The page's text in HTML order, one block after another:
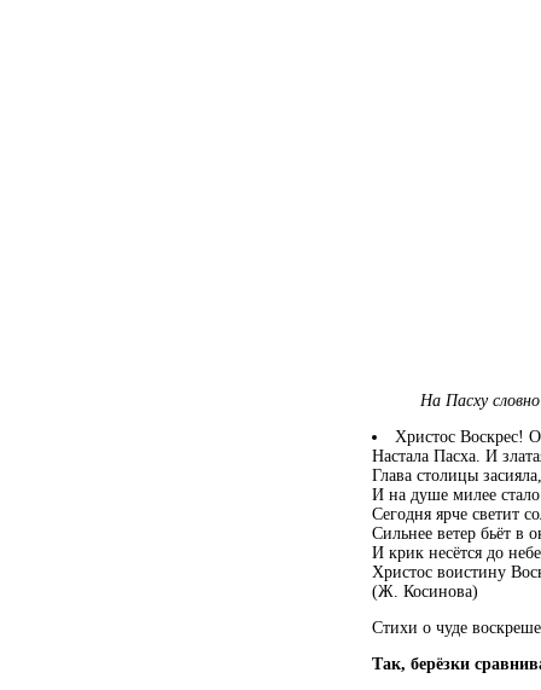
На Пасху
Христос Воскрес!
Настала Пасха. И
Глава столицы засияла,
И на душе милее
Сегодня ярче светит
Сильнее ветер бьёт в
И крик несётся до
Христос воистину
(Ж. Косинова)
Стихи о чуде
Так, берёзки